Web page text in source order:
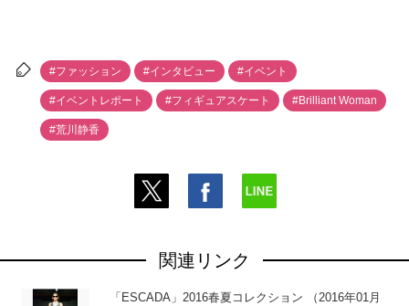
#ファッション #インタビュー #イベント
#イベントレポート #フィギュアスケート #Brilliant Woman
#荒川静香
関連リンク
「ESCADA」2016春夏コレクション （2016年01月